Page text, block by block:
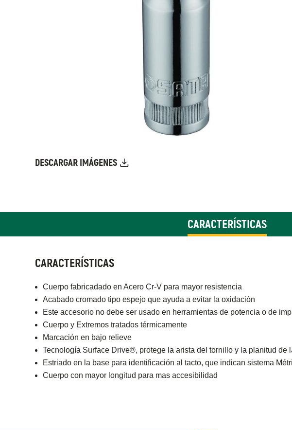
DESCARGAR IMÁGENES
CARACTERÍSTICAS
CARACTERÍSTICAS
Cuerpo fabricadado en Acero Cr-V para mayor resistencia
Acabado cromado tipo espejo que ayuda a evitar la oxidación
Este accesorio no debe ser usado en herramientas de potencia o de
Cuerpo y Extremos tratados térmicamente
Marcación en bajo relieve
Tecnología Surface Drive®, protege la arista del tornillo y la planitud de
Estriado en la base para identificación al tacto, que indican sistema
Cuerpo con mayor longitud para mas accesibilidad